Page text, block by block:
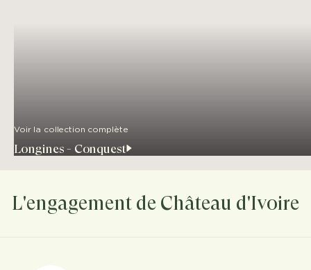
Voir la collection complète
Longines - Conquest
L'engagement de Château d'Ivoire